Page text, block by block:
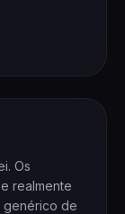
Os
realmente
de